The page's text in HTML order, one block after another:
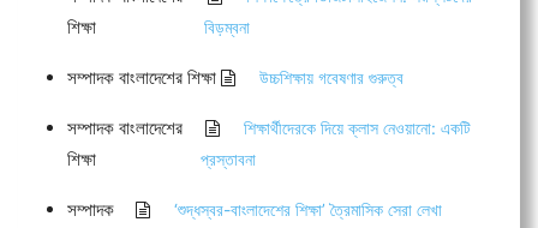
শিক্ষা
বিড়ম্বনা
সম্পাদক বাংলাদেশের শিক্ষা উচ্চশিক্ষায় গবেষণার গুরুত্ব
সম্পাদক বাংলাদেশের
শিক্ষা
শিক্ষার্থীদেরকে দিয়ে ক্লাস নেওয়ানো: একটি
প্রস্তাবনা
সম্পাদক
‘শুদ্ধস্বর-বাংলাদেশের শিক্ষা’ ত্রৈমাসিক সেরা লেখা